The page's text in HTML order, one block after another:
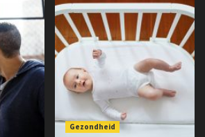
Gezondheid